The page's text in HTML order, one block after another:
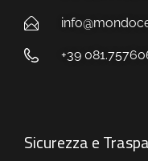
+39
Sicurezza e